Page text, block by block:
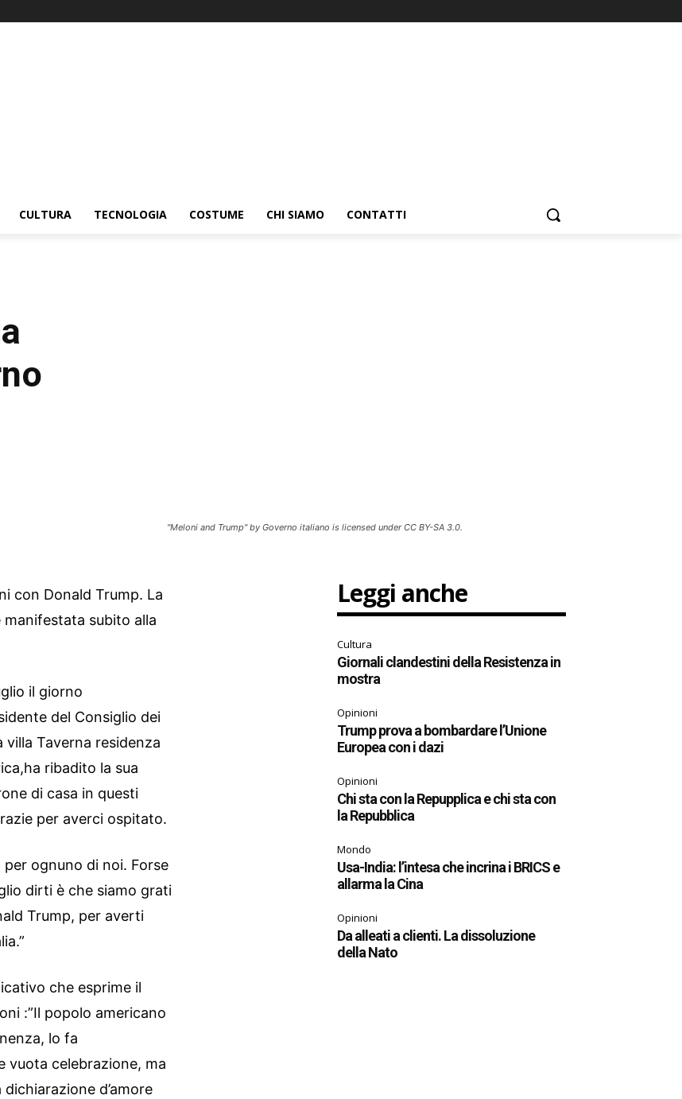
CULTURA TECNOLOGIA COSTUME CHI SIAMO CONTATTI
"Meloni and Trump" by Governo italiano is licensed under CC BY-SA 3.0.
con Donald Trump. La
subito alla
il giorno
del Consiglio dei
Taverna residenza
ribadito la sua
di casa in questi
per averci ospitato.
ognuno di noi. Forse
dirti è che siamo grati
Trump, per averti
che esprime il
:”Il popolo americano
lo fa
vuota celebrazione, ma
d’amore
Leggi anche
Cultura
Giornali clandestini della Resistenza in
mostra
Opinioni
Trump prova a bombardare l’Unione
Europea con i dazi
Opinioni
Chi sta con la Repupplica e chi sta con
la Repubblica
Mondo
Usa-India: l’intesa che incrina i BRICS e
allarma la Cina
Opinioni
Da alleati a clienti. La dissoluzione
della Nato